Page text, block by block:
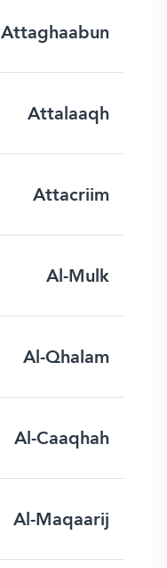
Attaghaabun
Attalaaqh
Attacriim
Al-Mulk
Al-Qhalam
Al-Caaqhah
Al-Maqaarij